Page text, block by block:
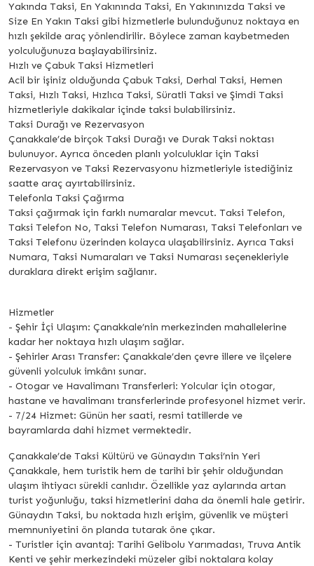
Yakında Taksi, En Yakınında Taksi, En Yakınınızda Taksi ve
Size En Yakın Taksi gibi hizmetlerle bulunduğunuz noktaya en
hızlı şekilde araç yönlendirilir. Böylece zaman kaybetmeden
yolculuğunuza başlayabilirsiniz.
Hızlı ve Çabuk Taksi Hizmetleri
Acil bir işiniz olduğunda Çabuk Taksi, Derhal Taksi, Hemen
Taksi, Hızlı Taksi, Hızlıca Taksi, Süratli Taksi ve Şimdi Taksi
hizmetleriyle dakikalar içinde taksi bulabilirsiniz.
Taksi Durağı ve Rezervasyon
Çanakkale’de birçok Taksi Durağı ve Durak Taksi noktası
bulunuyor. Ayrıca önceden planlı yolculuklar için Taksi
Rezervasyon ve Taksi Rezervasyonu hizmetleriyle istediğiniz
saatte araç ayırtabilirsiniz.
Telefonla Taksi Çağırma
Taksi çağırmak için farklı numaralar mevcut. Taksi Telefon,
Taksi Telefon No, Taksi Telefon Numarası, Taksi Telefonları ve
Taksi Telefonu üzerinden kolayca ulaşabilirsiniz. Ayrıca Taksi
Numara, Taksi Numaraları ve Taksi Numarası seçenekleriyle
duraklara direkt erişim sağlanır.
Hizmetler
- Şehir İçi Ulaşım: Çanakkale’nin merkezinden mahallelerine
kadar her noktaya hızlı ulaşım sağlar.
- Şehirler Arası Transfer: Çanakkale’den çevre illere ve ilçelere
güvenli yolculuk imkânı sunar.
- Otogar ve Havalimanı Transferleri: Yolcular için otogar,
hastane ve havalimanı transferlerinde profesyonel hizmet verir.
- 7/24 Hizmet: Günün her saati, resmi tatillerde ve
bayramlarda dahi hizmet vermektedir.
Çanakkale’de Taksi Kültürü ve Günaydın Taksi’nin Yeri
Çanakkale, hem turistik hem de tarihi bir şehir olduğundan
ulaşım ihtiyacı sürekli canlıdır. Özellikle yaz aylarında artan
turist yoğunluğu, taksi hizmetlerini daha da önemli hale getirir.
Günaydın Taksi, bu noktada hızlı erişim, güvenlik ve müşteri
memnuniyetini ön planda tutarak öne çıkar.
- Turistler için avantaj: Tarihi Gelibolu Yarımadası, Truva Antik
Kenti ve şehir merkezindeki müzeler gibi noktalara kolay